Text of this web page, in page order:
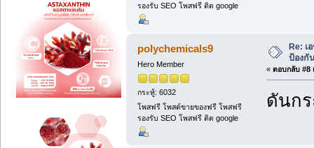
รองรับ SEO โพสฟรี ติด google
polychemicals9
Hero Member
กระทู้: 6032
โพสฟรี โพสต์ขายของฟรี โพสฟรี
รองรับ SEO โพสฟรี ติด google
Re: เ
ป้องกั
« ตอบกลับ #8
ดันก